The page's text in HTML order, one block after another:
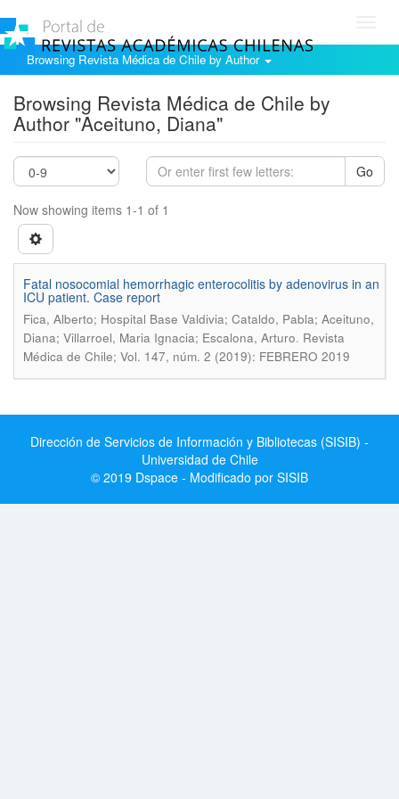
Browsing Revista Médica de Chile by Author
Browsing Revista Médica de Chile by
Author "Aceituno, Diana"
Go
Now showing items 1-1 of 1
Fatal nosocomial hemorrhagic enterocolitis by adenovirus in an
ICU patient. Case report
Fica, Alberto; Hospital Base Valdivia; Cataldo, Pabla; Aceituno,
Diana; Villarroel, Maria Ignacia; Escalona, Arturo. Revista
Médica de Chile; Vol. 147, núm. 2 (2019): FEBRERO 2019
Dirección de Servicios de Información y Bibliotecas (SISIB) -
Universidad de Chile
© 2019 Dspace - Modificado por SISIB